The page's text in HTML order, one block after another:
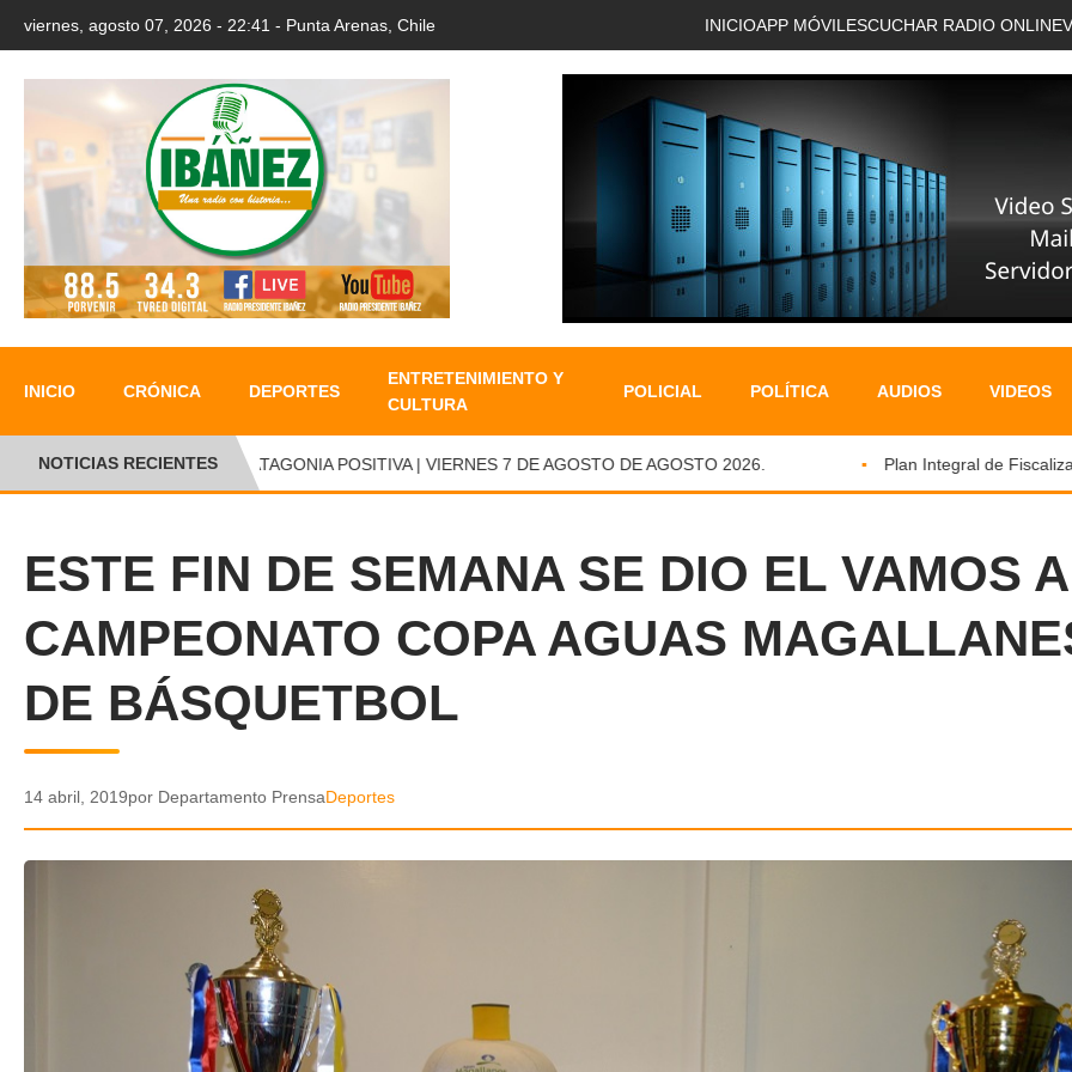
viernes, agosto 07, 2026 - 22:41 - Punta Arenas, Chile INICIOAPP MÓVIL ESCUCHAR RADIO ONLINE
INICIO CRÓNICA DEPORTES
ENTRETENIMIENTO Y
CULTURA
POLICIAL POLÍTICA AUDIOS VIDEOS
NOTICIAS RECIENTESPATAGONIA POSITIVA | VIERNES 7 DE AGOSTO DE AGOSTO 2026. Plan Integral de
ESTE FIN DE SEMANA SE DIO EL VAMOS
CAMPEONATO COPA AGUAS
DE BÁSQUETBOL
14 abril, 2019por Departamento PrensaDeportes